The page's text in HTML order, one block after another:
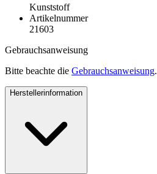
Kunststoff
Artikelnummer
21603
Gebrauchsanweisung
Bitte beachte die Gebrauchsanweisung.
Herstellerinformation